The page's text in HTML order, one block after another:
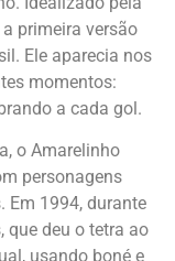
primeira versão
Ele aparecia nos
momentos:
a cada gol.
o Amarelinho
personagens
Em 1994, durante
que deu o tetra ao
usando boné e